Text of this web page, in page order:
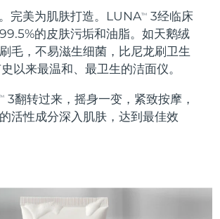
完美为肌肤打造。LUNATM
3经临床
的皮肤污垢和油脂。如天鹅绒
毛，不易滋生细菌，比尼龙刷卫生
以来最温和、最卫生的洁面仪。
3翻转过来，摇身一变，紧致按摩，
活性成分深入肌肤，达到最佳效
4 套装
aging massage
4 Plus
LED heating
men, anti-aging massage
2 套装
toning
2 go
toning on-the-go
line smoothing device
3 套装
infrared and red light therapy
4
4 plus
hybrid silicone sonic toothbrush
理
LED治疗
预计送达日期8/9/26
预计送达日期8/15/26
哥维那 预计送达日期8/12/26
预计送达日期8/14/26
预计送达日期